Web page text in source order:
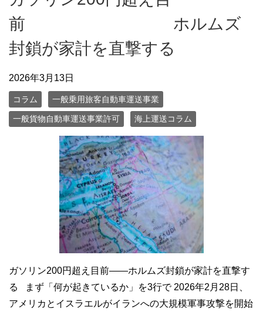
前 ホルムズ
封鎖が家計を直撃する
2026年3月13日
コラム 一般乗用旅客自動車運送事業
一般貨物自動車運送事業許可 海上運送コラム
ガソリン200円超え目前――ホルムズ封鎖が家計を直撃す
る まず「何が起きているか」を3行で 2026年2月28日、
アメリカとイスラエルがイランへの大規模軍事攻撃を開始